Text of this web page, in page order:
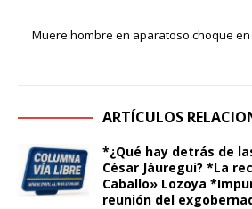
Muere hombre en aparatoso choque en
ARTÍCULOS
*¿Qué hay detrás de
César Jáuregui? *La
Caballo» Lozoya
reunión del